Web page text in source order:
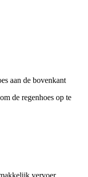
aan de bovenkant
de regenhoes op te